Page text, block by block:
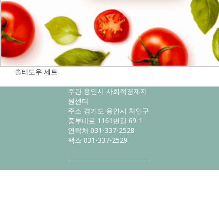
솔티도우 세트
주관 용인시 사회적경제지
원센터
주소 경기도 용인시 처인구
중부대로 1161번길 69-1
연락처 031-337-2528
팩스 031-337-2529